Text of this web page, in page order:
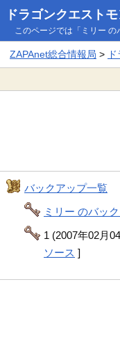
ドラゴンクエスト
このページでは「ミリー の
ZAPAnet総合情報局 >
バックアップ一覧
ミリー のバッ
1 (2007年02月
ソース ]